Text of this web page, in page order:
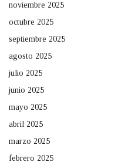
noviembre 2025
octubre 2025
septiembre 2025
agosto 2025
julio 2025
junio 2025
mayo 2025
abril 2025
marzo 2025
febrero 2025